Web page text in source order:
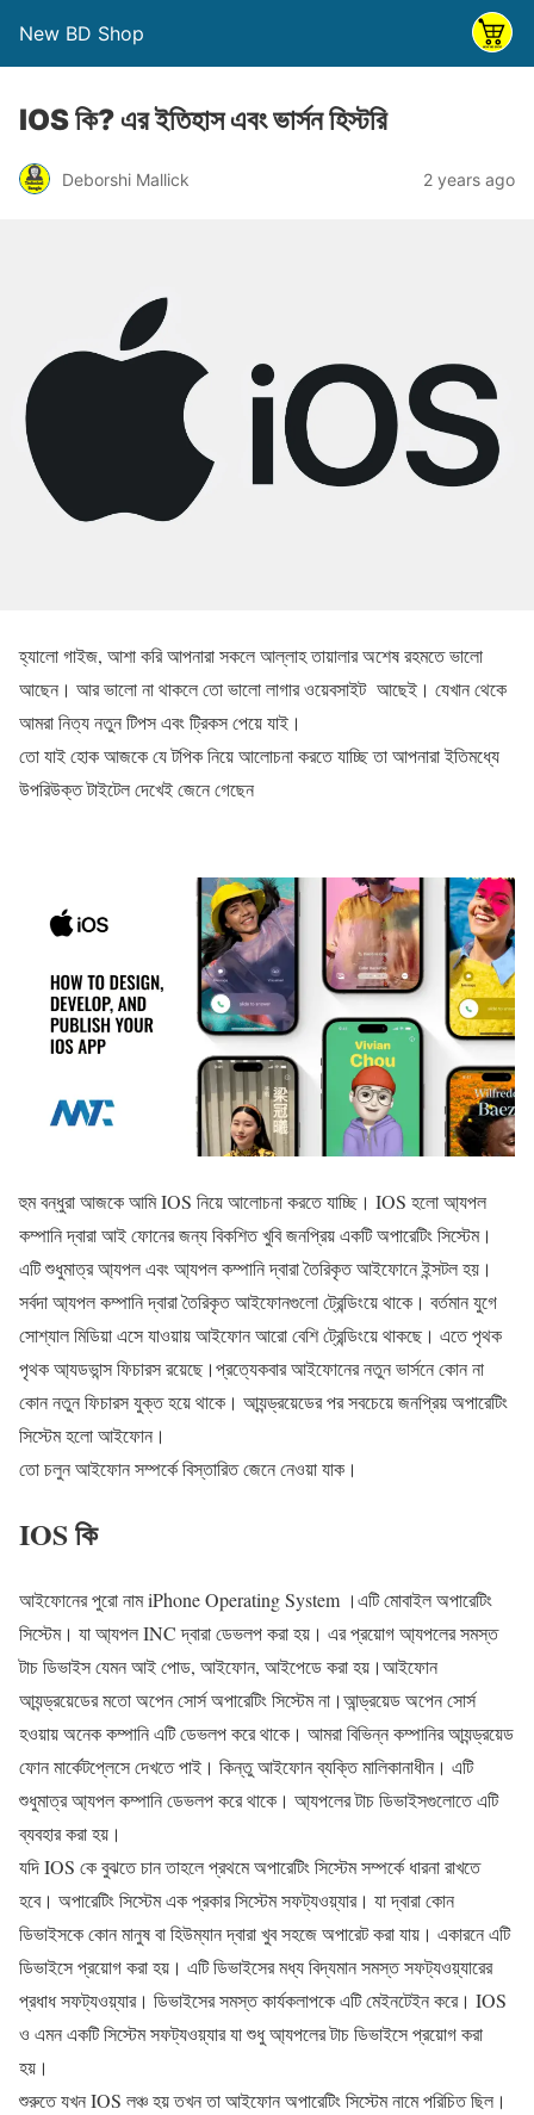
New BD Shop
IOS কি? এর ইতিহাস এবং ভার্সন হিস্টরি
Deborshi Mallick 2 years ago
হ্যালো গাইজ, আশা করি আপনারা সকলে আল্লাহ তায়ালার অশেষ রহমতে ভালো
আছেন। আর ভালো না থাকলে তো ভালো লাগার ওয়েবসাইট আছেই। যেখান থেকে
আমরা নিত্য নতুন টিপস এবং ট্রিকস পেয়ে যাই।
তো যাই হোক আজকে যে টপিক নিয়ে আলোচনা করতে যাচ্ছি তা আপনারা ইতিমধ্যে
উপরিউক্ত টাইটেল দেখেই জেনে গেছেন
হুম বন্ধুরা আজকে আমি IOS নিয়ে আলোচনা করতে যাচ্ছি। IOS হলো আ্যপল
কম্পানি দ্বারা আই ফোনের জন্য বিকশিত খুবি জনপ্রিয় একটি অপারেটিং সিস্টেম।
এটি শুধুমাত্র আ্যপল এবং আ্যপল কম্পানি দ্বারা তৈরিকৃত আইফোনে ইন্সটল হয়।
সর্বদা আ্যপল কম্পানি দ্বারা তৈরিকৃত আইফোনগুলো ট্রেন্ডিংয়ে থাকে। বর্তমান যুগে
সোশ্যাল মিডিয়া এসে যাওয়ায় আইফোন আরো বেশি ট্রেন্ডিংয়ে থাকছে। এতে পৃথক
পৃথক আ্যডভান্স ফিচারস রয়েছে।প্রত্যেকবার আইফোনের নতুন ভার্সনে কোন না
কোন নতুন ফিচারস যুক্ত হয়ে থাকে। আ্যন্ড্রয়েডের পর সবচেয়ে জনপ্রিয় অপারেটিং
সিস্টেম হলো আইফোন।
তো চলুন আইফোন সম্পর্কে বিস্তারিত জেনে নেওয়া যাক।
IOS কি
আইফোনের পুরো নাম iPhone Operating System ।এটি মোবাইল অপারেটিং
সিস্টেম। যা আ্যপল INC দ্বারা ডেভলপ করা হয়। এর প্রয়োগ আ্যপলের সমস্ত
টাচ ডিভাইস যেমন আই পোড, আইফোন, আইপেডে করা হয়।আইফোন
আ্যন্ড্রয়েডের মতো অপেন সোর্স অপারেটিং সিস্টেম না।আন্ড্রয়েড অপেন সোর্স
হওয়ায় অনেক কম্পানি এটি ডেভলপ করে থাকে। আমরা বিভিন্ন কম্পানির আ্যন্ড্রয়েড
ফোন মার্কেটপ্লেসে দেখতে পাই। কিন্তু আইফোন ব্যক্তি মালিকানাধীন। এটি
শুধুমাত্র আ্যপল কম্পানি ডেভলপ করে থাকে‌। আ্যপলের টাচ ডিভাইসগুলোতে এটি
ব্যবহার করা হয়।
যদি IOS কে বুঝতে চান তাহলে প্রথমে অপারেটিং সিস্টেম সম্পর্কে ধারনা রাখতে
হবে। অপারেটিং সিস্টেম এক প্রকার সিস্টেম সফট্যওয়্যার। যা দ্বারা কোন
ডিভাইসকে কোন মানুষ বা হিউম্যান দ্বারা খুব সহজে অপারেট করা যায়। একারনে এটি
ডিভাইসে প্রয়োগ করা হয়। এটি ডিভাইসের মধ্য বিদ্যমান সমস্ত সফট্যওয়্যারের
প্রধাধ সফট্যওয়্যার। ডিভাইসের সমস্ত কার্যকলাপকে এটি মেইনটেইন করে। IOS
ও এমন একটি সিস্টেম সফট্যওয়্যার যা শুধু আ্যপলের টাচ ডিভাইসে প্রয়োগ করা
হয়।
শুরুতে যখন IOS লঞ্চ হয় তখন তা আইফোন অপারেটিং সিস্টেম নামে পরিচিত ছিল।